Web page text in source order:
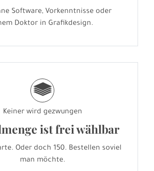
Software, Vorkenntnisse oder
Doktor in Grafikdesign.
g
Keiner wird gezwungen
ist frei wählbar
Oder doch 150. Bestellen soviel
man möchte.